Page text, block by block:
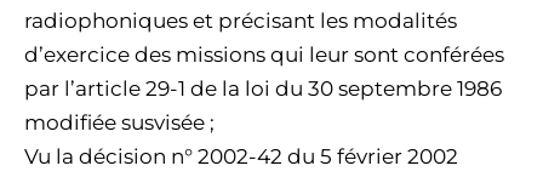
radiophoniques et précisant les modalités
d’exercice des missions qui leur sont conférées
par l’article 29-1 de la loi du 30 septembre 1986
modifiée susvisée ;
Vu la décision n° 2002-42 du 5 février 2002